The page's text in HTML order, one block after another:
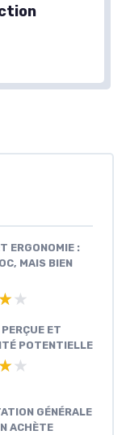
ERGONOMIE :
MAIS BIEN
ET
POTENTIELLE
GÉNÉRALE
ACHÈTE